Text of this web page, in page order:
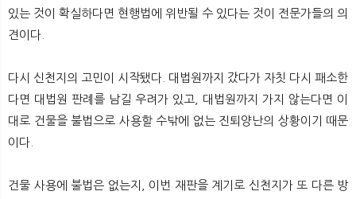
있는 것이 확실하다면 현행법에 위반될 수 있다는 것이 전문가들의 의
견이다.
다시 신천지의 고민이 시작됐다. 대법원까지 갔다가 자칫 다시 패소한
다면 대법원 판례를 남길 우려가 있고, 대법원까지 가지 않는다면 이
대로 건물을 불법으로 사용할 수밖에 없는 진퇴양난의 상황이기 때문
이다.
건물 사용에 불법은 없는지, 이번 재판을 계기로 신천지가 또 다른 방